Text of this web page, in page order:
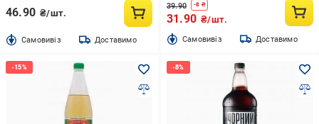
46.90 ₴/шт.
Cамовивіз Доставимо
39.90 -8 ₴
31.90 ₴/шт.
Cамовивіз Доставимо